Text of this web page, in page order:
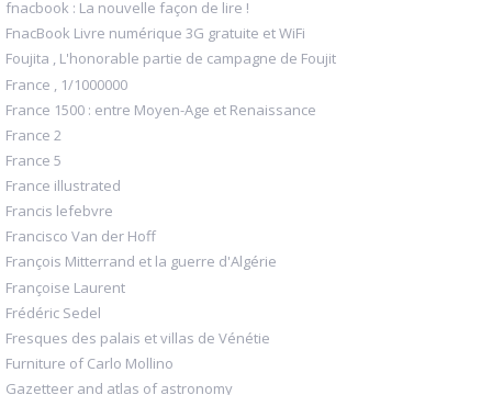
fnacbook : La nouvelle façon de lire !
FnacBook Livre numérique 3G gratuite et WiFi
Foujita , L'honorable partie de campagne de Foujit
France , 1/1000000
France 1500 : entre Moyen-Age et Renaissance
France 2
France 5
France illustrated
Francis lefebvre
Francisco Van der Hoff
François Mitterrand et la guerre d'Algérie
Françoise Laurent
Frédéric Sedel
Fresques des palais et villas de Vénétie
Furniture of Carlo Mollino
Gazetteer and atlas of astronomy